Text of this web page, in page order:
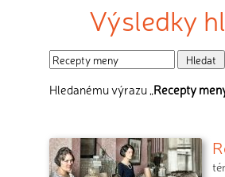
Výsledky
Hledanému výrazu „Recepty